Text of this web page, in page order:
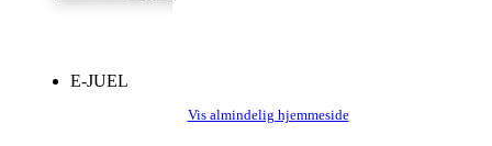
E-JUEL
Vis almindelig hjemmeside